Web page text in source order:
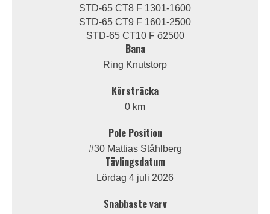
STD-65 CT8 F 1301-1600
STD-65 CT9 F 1601-2500
STD-65 CT10 F ö2500
Bana
Ring Knutstorp
Körsträcka
0 km
Pole Position
#30 Mattias Ståhlberg
Tävlingsdatum
Lördag 4 juli 2026
Snabbaste varv